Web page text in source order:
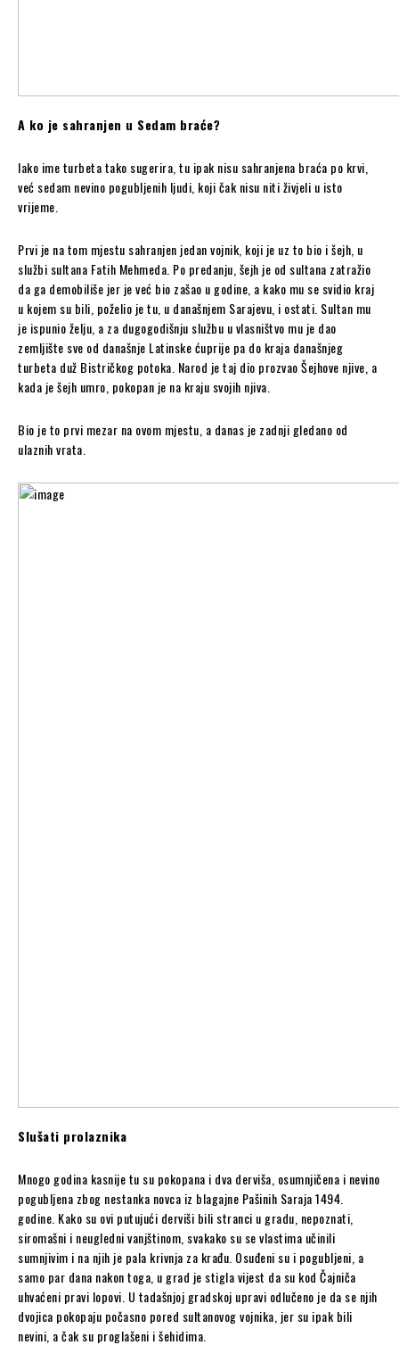
A ko je sahranjen u Sedam braće?
Iako ime turbeta tako sugerira, tu ipak nisu sahranjena braća po krvi,
već sedam nevino pogubljenih ljudi, koji čak nisu niti živjeli u isto
vrijeme.
Prvi je na tom mjestu sahranjen jedan vojnik, koji je uz to bio i šejh, u
službi sultana Fatih Mehmeda. Po predanju, šejh je od sultana zatražio
da ga demobiliše jer je već bio zašao u godine, a kako mu se svidio kraj
u kojem su bili, poželio je tu, u današnjem Sarajevu, i ostati. Sultan mu
je ispunio želju, a za dugogodišnju službu u vlasništvo mu je dao
zemljište sve od današnje Latinske ćuprije pa do kraja današnjeg
turbeta duž Bistričkog potoka. Narod je taj dio prozvao Šejhove njive, a
kada je šejh umro, pokopan je na kraju svojih njiva.
Bio je to prvi mezar na ovom mjestu, a danas je zadnji gledano od
ulaznih vrata.
Slušati prolaznika
Mnogo godina kasnije tu su pokopana i dva derviša, osumnjičena i nevino
pogubljena zbog nestanka novca iz blagajne Pašinih Saraja 1494.
godine. Kako su ovi putujući derviši bili stranci u gradu, nepoznati,
siromašni i neugledni vanjštinom, svakako su se vlastima učinili
sumnjivim i na njih je pala krivnja za krađu. Osuđeni su i pogubljeni, a
samo par dana nakon toga, u grad je stigla vijest da su kod Čajniča
uhvaćeni pravi lopovi. U tadašnjoj gradskoj upravi odlučeno je da se njih
dvojica pokopaju počasno pored sultanovog vojnika, jer su ipak bili
nevini, a čak su proglašeni i šehidima.